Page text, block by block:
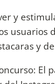
y
usuarios
y
El